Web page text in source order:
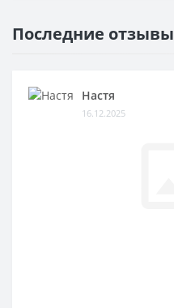
Последние отзывы
Настя
16.12.2025